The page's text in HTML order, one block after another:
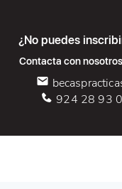
¿No puedes
Contacta con
924 28 93